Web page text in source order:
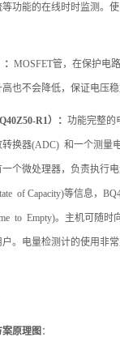
功能的在线时时监测。
MOSFET管，在保护电
也不会降低，保证电压稳
R1）： 功能完整的
换器(ADC) 和一个测量
个微处理器，负责执行
of Capacity)等信息，
to Empty)。主机可随时
。电量检测计的使用非
原理图 ：